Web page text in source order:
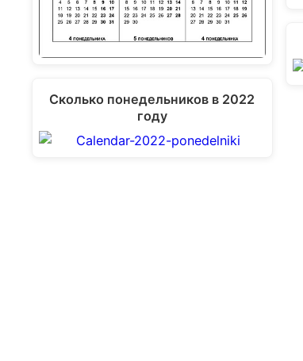
Сколько понедельников в 2022
году